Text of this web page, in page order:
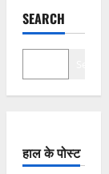
SEARCH
हाल के पोस्ट